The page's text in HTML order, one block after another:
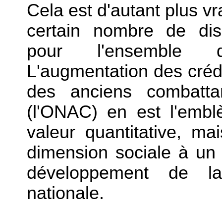
Cela est d'autant plus
certain nombre de
pour l'ensemble
L'augmentation des
des anciens
(l'ONAC) en est
valeur quantitative,
dimension sociale à
développement de
nationale.